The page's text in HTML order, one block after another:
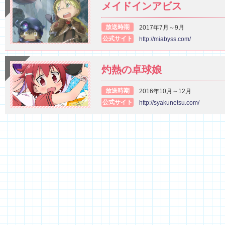
メイドインアビス
放送時期
2017年7月～9月
公式サイト
http://miabyss.com/
灼熱の卓球娘
放送時期
2016年10月～12月
公式サイト
http://syakunetsu.com/